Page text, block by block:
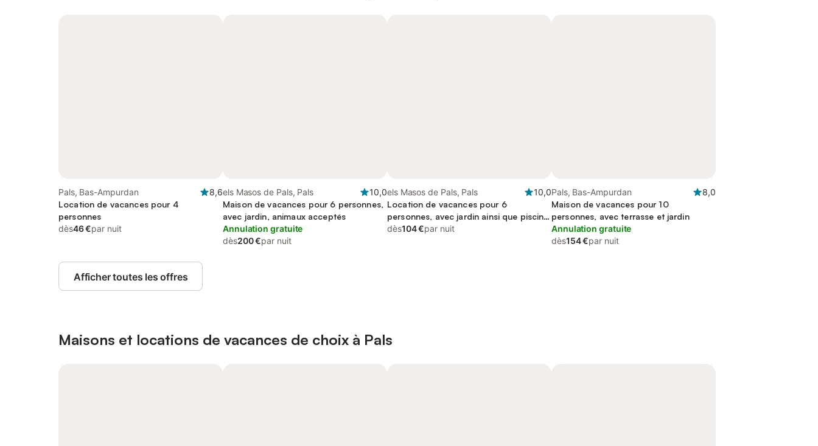
Pals, Bas-Ampurdan
8,6
Location de vacances pour 4
personnes
dès46 €par nuit
els Masos de Pals, Pals
10,0
Maison de vacances pour 6 personnes,
avec jardin, animaux acceptés
Annulation gratuite
dès200 €par nuit
els Masos de Pals, Pals
10,0
Location de vacances pour 6
personnes, avec jardin ainsi que piscine
et terrasse, animaux acceptés
dès104 €par nuit
Pals, Bas-Ampurdan
8,0
Maison de vacances pour 10
personnes, avec terrasse et jardin
Annulation gratuite
dès154 €par nuit
Afficher toutes les offres
Maisons et locations de vacances de choix à Pals